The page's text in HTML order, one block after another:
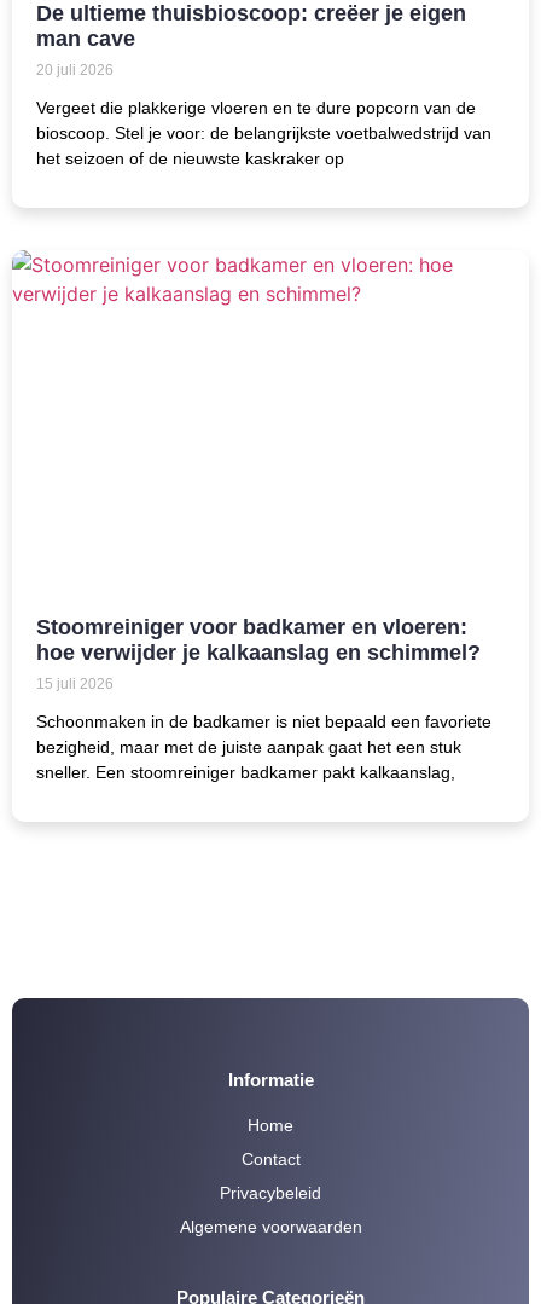
De ultieme thuisbioscoop: creëer je eigen
man cave
20 juli 2026
Vergeet die plakkerige vloeren en te dure popcorn van de
bioscoop. Stel je voor: de belangrijkste voetbalwedstrijd van
het seizoen of de nieuwste kaskraker op
Stoomreiniger voor badkamer en vloeren:
hoe verwijder je kalkaanslag en schimmel?
15 juli 2026
Schoonmaken in de badkamer is niet bepaald een favoriete
bezigheid, maar met de juiste aanpak gaat het een stuk
sneller. Een stoomreiniger badkamer pakt kalkaanslag,
Informatie
Home
Contact
Privacybeleid
Algemene voorwaarden
Populaire Categorieën